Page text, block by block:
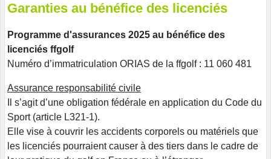
Garanties au bénéfice des licenciés
Programme d'assurances 2025 au bénéfice des
licenciés ffgolf
Numéro d’immatriculation ORIAS de la ffgolf : 11 060 481
Assurance responsabilité civile
Il s’agit d’une obligation fédérale en application du Code du
Sport (article L321-1).
Elle vise à couvrir les accidents corporels ou matériels que
les licenciés pourraient causer à des tiers dans le cadre de